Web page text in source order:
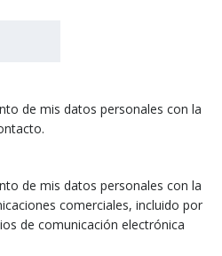
de mis datos personales con la
de mis datos personales con la
comerciales, incluido por
de comunicación electrónica